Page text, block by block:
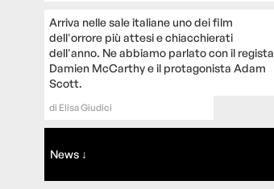
Arriva nelle sale italiane uno dei film
dell'orrore più attesi e chiacchierati
dell'anno. Ne abbiamo parlato con il regista
Damien McCarthy e il protagonista Adam
Scott.
di Elisa Giudici
News ↓